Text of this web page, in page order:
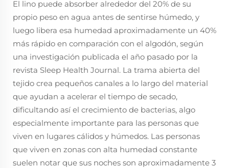
El lino puede absorber alrededor del 20% de su
propio peso en agua antes de sentirse húmedo, y
luego libera esa humedad aproximadamente un 40%
más rápido en comparación con el algodón, según
una investigación publicada el año pasado por la
revista Sleep Health Journal. La trama abierta del
tejido crea pequeños canales a lo largo del material
que ayudan a acelerar el tiempo de secado,
dificultando así el crecimiento de bacterias, algo
especialmente importante para las personas que
viven en lugares cálidos y húmedos. Las personas
que viven en zonas con alta humedad constante
suelen notar que sus noches son aproximadamente 3